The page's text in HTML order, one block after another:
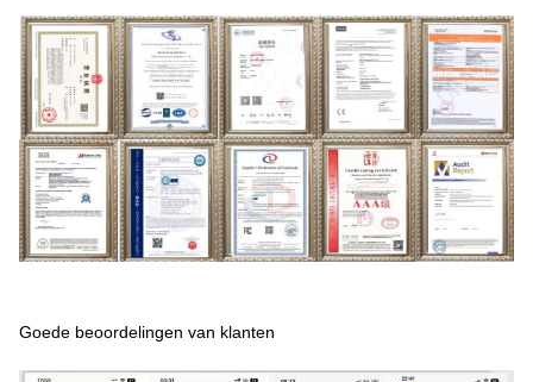
Goede beoordelingen van klanten